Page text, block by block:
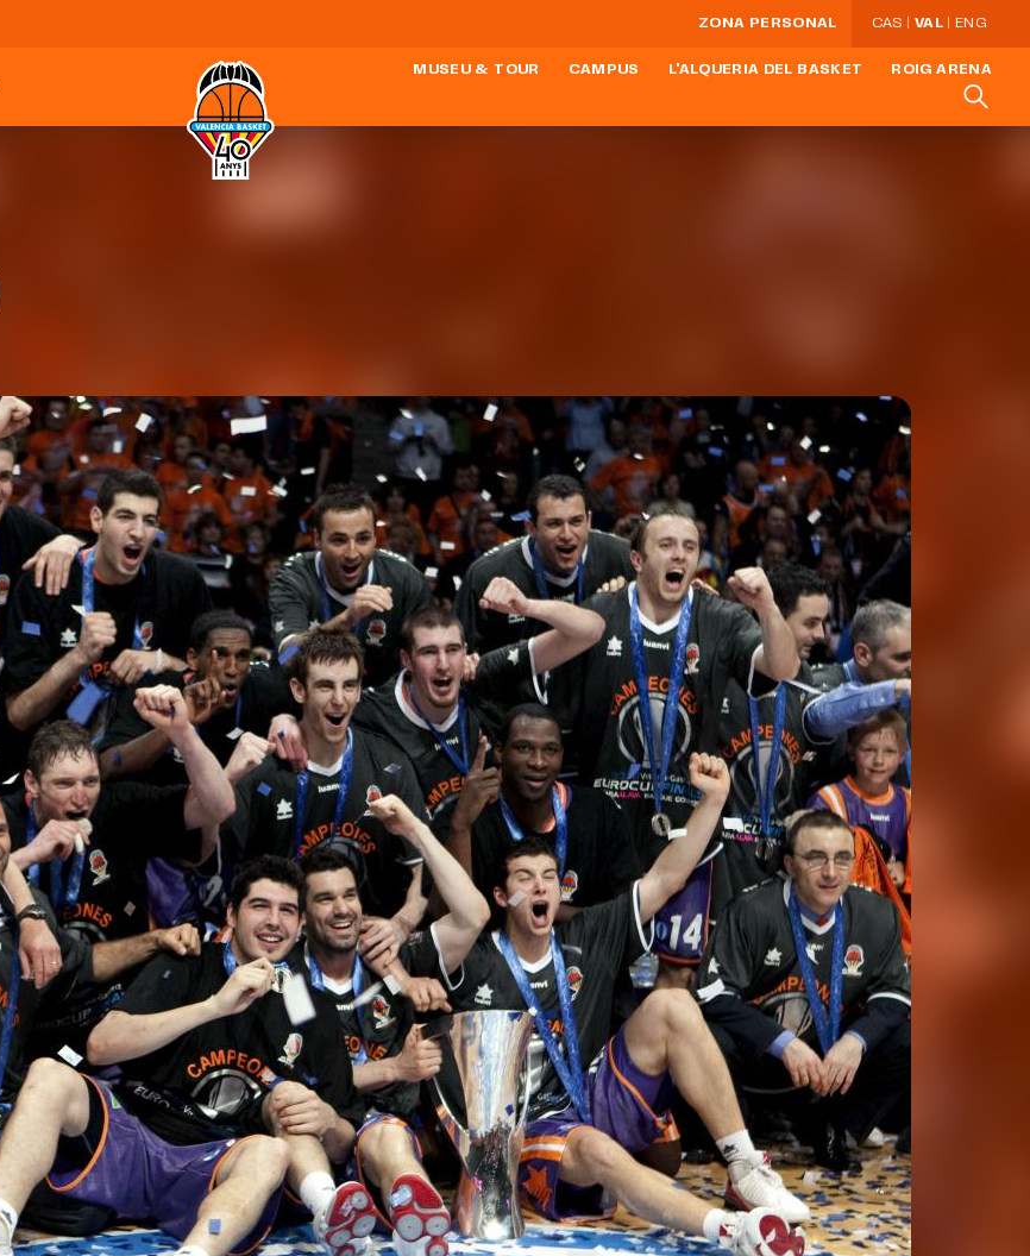
ZONA PERSONAL CAS VAL ENG
MUSEU & TOUR CAMPUS L'ALQUERIA DEL BASKET ROIG ARENA